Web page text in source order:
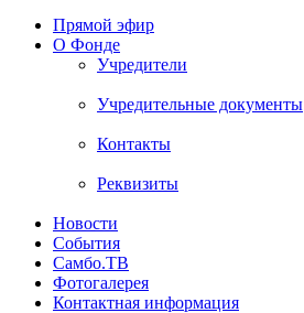
Прямой эфир
О Фонде
Учредители
Учредительные документы
Контакты
Реквизиты
Новости
События
Самбо.ТВ
Фотогалерея
Контактная информация